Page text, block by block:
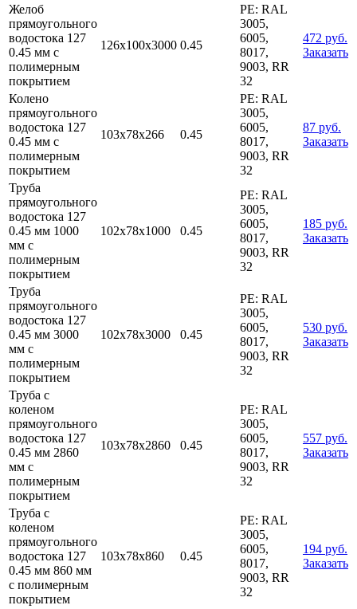
Желоб
прямоугольного
водостока 127
0.45 мм с
полимерным
покрытием
126х100х3000 0.45
PE: RAL
3005,
6005,
8017,
9003, RR
32
472 руб.
Заказать
Колено
прямоугольного
водостока 127
0.45 мм с
полимерным
покрытием
103х78х266 0.45
PE: RAL
3005,
6005,
8017,
9003, RR
32
87 руб.
Заказать
Труба
прямоугольного
водостока 127
0.45 мм 1000
мм с
полимерным
покрытием
102х78х1000 0.45
PE: RAL
3005,
6005,
8017,
9003, RR
32
185 руб.
Заказать
Труба
прямоугольного
водостока 127
0.45 мм 3000
мм с
полимерным
покрытием
102х78х3000 0.45
PE: RAL
3005,
6005,
8017,
9003, RR
32
530 руб.
Заказать
Труба с
коленом
прямоугольного
водостока 127
0.45 мм 2860
мм с
полимерным
покрытием
103х78х2860 0.45
PE: RAL
3005,
6005,
8017,
9003, RR
32
557 руб.
Заказать
Труба с
коленом
прямоугольного
водостока 127
0.45 мм 860 мм
с полимерным
покрытием
103х78х860 0.45
PE: RAL
3005,
6005,
8017,
9003, RR
32
194 руб.
Заказать